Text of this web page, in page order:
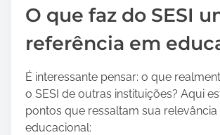
C
m
u
m
a
t
n
O que faz do SESI
referência em
É interessante pensar: o que
o SESI de outras instituições? Aqui
pontos que ressaltam sua relevância
educacional: